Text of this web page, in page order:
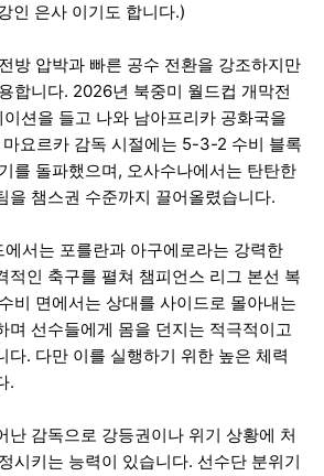
인 은사 이기도 합니다.)
방 압박과 빠른 공수 전환을 강조하지만
합니다. 2026년 북중미 월드컵 개막전
션을 들고 나와 남아프리카 공화국을
요르카 감독 시절에는 5-3-2 수비 블록
를 돌파했으며, 오사수나에서는 탄탄한
을 챔스권 수준까지 끌어올렸습니다.
서는 포를란과 아구에로라는 강력한
적인 축구를 펼쳐 챔피언스 리그 본선 복
비 면에서는 상대를 사이드로 몰아내는
며 선수들에게 몸을 던지는 적극적이고
다. 다만 이를 실행하기 위한 높은 체력
.
난 감독으로 강등권이나 위기 상황에 처
시키는 능력이 있습니다. 선수단 분위기